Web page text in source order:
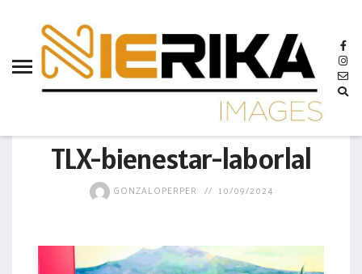
TLX-bienestar-laborlal
GONZALOPERPER 10/09/2024
aamtlax
abanderamiento